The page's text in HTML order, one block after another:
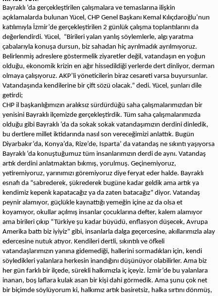
Bayraklı ’da gerçekleştirilen çalışmalara ve temaslarına ilişkin
açıklamalarda bulunan Yücel, CHP Genel Başkanı Kemal Kılıçdaroğlu’nun
katılımıyla İzmir’de gerçekleştirilen 2 günlük çalışma toplantılarını da
değerlendirdi. Yücel, “Birileri yalan yanlış söylemlerle, algı yaratma
çabalarıyla konuşa dursun, biz sahadan hiç ayrılmadık ayrılmıyoruz.
Belirlenmiş adreslere göstermelik ziyaretler değil, vatandaşın en yoğun
olduğu, ekonomik krizin en ağır hissedildiği yerlerde dert dinliyor, derman
olmaya çalışıyoruz. AKP’li yöneticilerin biraz cesareti varsa buyursunlar.
Vatandaşında kendilerine bir çift sözü olacak.” dedi. Yücel, şunları dile
getirdi;
CHP il başkanlığımızın aralıksız sürdürdüğü saha çalışmalarımızdan bir
yenisini Bayraklı ilçemizde gerçekleştirdik. Tüm saha çalışmalarımızda
olduğu gibi Bayraklı ‘da da sokak sokak vatandaşımızın derdini dinledik,
bu dertlere millet iktidarında nasıl son vereceğimizi anlattık. Bugün
Diyarbakır’da, Konya’da, Rize’de, Isparta’ da vatandaş ne sıkıntı yaşıyorsa
Bayraklı ‘da konuştuğumuz tüm insanlarımızın derdi de aynı. Vatandaş
artık derdini anlatmaktan bıkmış, yorulmuş. Geçinemiyoruz,
yetiremiyoruz, yarınımızı göremiyoruz diye feryat eder halde. Bayraklı
esnafı da “sabrederek, şükrederek bugüne kadar geldik ama artık ya
kendimiz kepenk kapatacağız ya da zaten batacağız” diyor. Vatandaş
peynir alamıyor, güçlükle kaynattığı yemeğin içine az da olsa et
koyamıyor, okullar açılmış insanlar çocuklarına defter, kalem alamıyor
ama birileri çıkıp “Türkiye şu kadar büyüdü, enflasyon düşecek, Avrupa
Amerika battı biz iyiyiz” gibi, insanlarla dalga geçercesine, akıllarımızla alay
edercesine nutuk atıyor. Kendileri dertli, sıkıntılı ve öfkeli
vatandaşlarımızın yanına gidemediği, hallerini sormadıkları için, kendi
söyledikleri yalanlara herkesin inandığını düşünüyor olabilirler. Ama biz
her gün farklı bir ilçede, sürekli halkımızla iç içeyiz. İzmir’de bu yalanlara
inanan, boş laflara kulak asan bir kişi dahi görmedik. Ama şunu çok net
bir biçimde söylüyorum ki, halkımız artık basiretsiz, halka sırtını dönmüş,